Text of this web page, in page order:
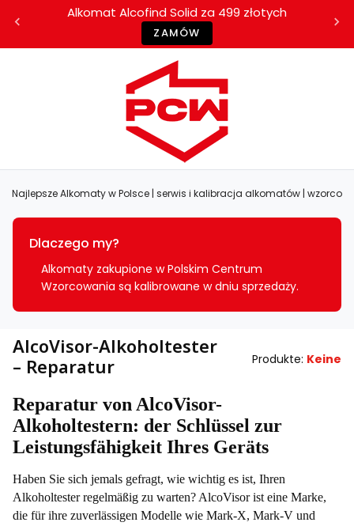
Alkomat Alcofind Solid za 499 złotych
ZAMÓW
Najlepsze Alkomaty w Polsce | serwis i kalibracja alkomatów |
Dlaczego my?
Alkomaty zakupione w Polskim Centrum
Wzorcowania są kalibrowane w dniu sprzedaży.
AlcoVisor-Alkoholtester
– Reparatur
Produkte: Keine
Reparatur von AlcoVisor-
Alkoholtestern: der Schlüssel zur
Leistungsfähigkeit Ihres Geräts
Haben Sie sich jemals gefragt, wie wichtig es ist, Ihren
Alkoholtester regelmäßig zu warten? AlcoVisor ist eine Marke,
die für ihre zuverlässigen Modelle wie Mark-X, Mark-V und